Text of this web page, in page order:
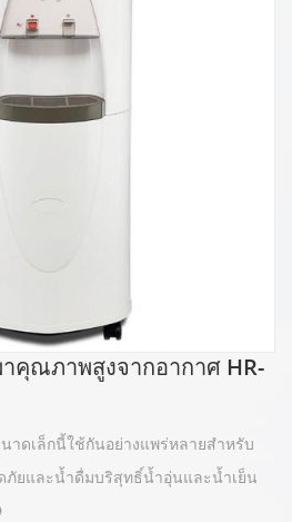
คุณภาพสูงจากอากาศ HR-
าดเล็กนี้ใช้กันอย่างแพร่หลายสำหรับ
ยและน้ำดื่มบริสุทธิ์น้ำอุ่นและน้ำเย็น